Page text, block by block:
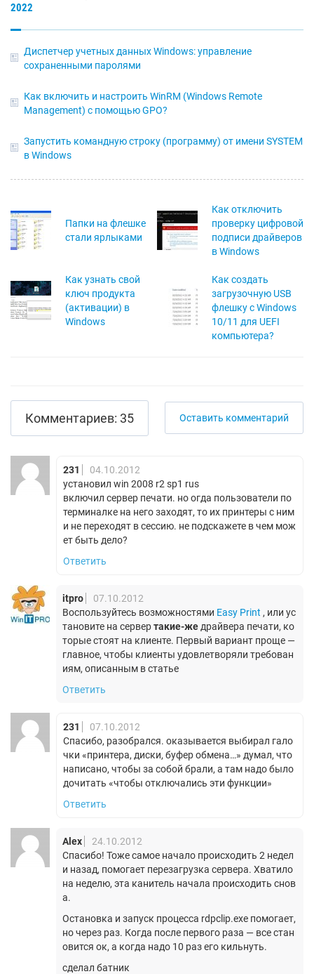
2022
Диспетчер учетных данных Windows: управление
сохраненными паролями
Как включить и настроить WinRM (Windows Remote
Management) с помощью GPO?
Запустить командную строку (программу) от имени SYSTEM
в Windows
Папки на флешке
стали ярлыками
Как отключить
проверку цифровой
подписи драйверов
в Windows
Как узнать свой
ключ продукта
(активации) в
Windows
Как создать
загрузочную USB
флешку с Windows
10/11 для UEFI
компьютера?
Комментариев: 35 Оставить комментарий
231
04.10.2012
установил win 2008 r2 sp1 rus
включил сервер печати. но огда пользователи по
терминалке на него заходят, то их принтеры с ним
и не переходят в сессию. не подскажете в чем мож
ет быть дело?
Ответить
itpro
07.10.2012
Воспользуйтесь возможностями Easy Print , или ус
тановите на сервертакие-же драйвера печати, ко
торые стоят на клиенте. Первый вариант проще —
главное, чтобы клиенты удовлетворяли требован
иям, описанным в статье
Ответить
231
07.10.2012
Спасибо, разобрался. оказывается выбирал гало
чки «принтера, диски, буфер обмена…» думал, что
написано, чтобы за собой брали, а там надо было
дочитать «чтобы отключались эти функции»
Ответить
Alex
24.10.2012
Спасибо! Тоже самое начало происходить 2 недел
и назад, помогает перезагрузка сервера. Хватило
на неделю, эта канитель начала происходить снов
а.
Остановка и запуск процесса rdpclip.exe помогает,
но через раз. Когда после первого раза — все стан
овится ок, а когда надо 10 раз его кильнуть.
сделал батник